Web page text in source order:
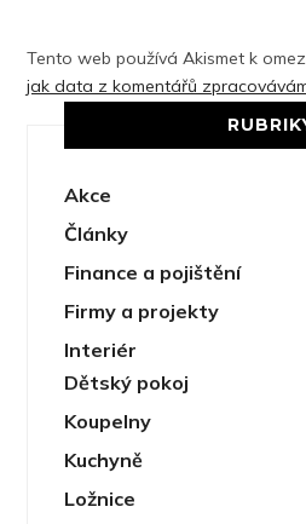
Tento web používá Akismet k
jak data z komentářů
Akce
Články
Finance a pojištění
Firmy a projekty
Interiér
Dětský pokoj
Koupelny
Kuchyně
Ložnice